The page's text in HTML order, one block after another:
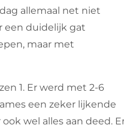
allemaal net niet
een duidelijk gat
maar met
1. Er werd met 2-6
een zeker lijkende
wel alles aan deed.